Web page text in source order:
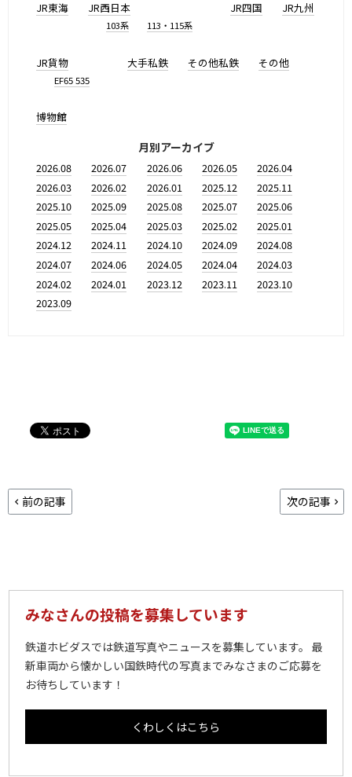
JR東海 JR西日本
103系 113・115系
JR四国 JR九州
JR貨物
EF65 535
大手私鉄 その他私鉄 その他
博物館
月別アーカイブ
2026.08 2026.07 2026.06 2026.05
2026.04
2026.03
2026.02 2026.01 2025.12
2025.11
2025.10
2025.09 2025.08 2025.07
2025.06
2025.05
2025.04 2025.03 2025.02
2025.01
2024.12
2024.11 2024.10 2024.09
2024.08
2024.07
2024.06 2024.05 2024.04
2024.03
2024.02
2024.01 2023.12 2023.11
2023.10
2023.09
前の記事 次の記事
みなさんの投稿を募集しています
鉄道ホビダスでは鉄道写真やニュースを募集しています。 最
新車両から懐かしい国鉄時代の写真までみなさまのご応募を
お待ちしています！
くわしくはこちら